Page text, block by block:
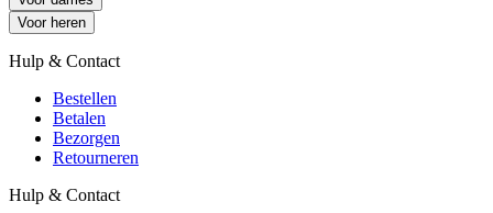
Voor heren
Hulp & Contact
Bestellen
Betalen
Bezorgen
Retourneren
Hulp & Contact